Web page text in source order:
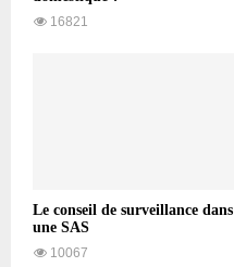
16821
Le conseil de surveillance dans
une SAS
10067